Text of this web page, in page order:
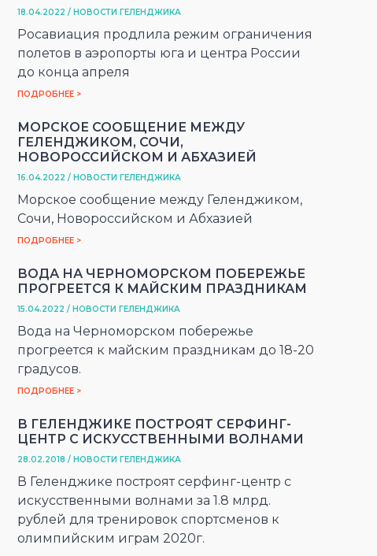
18.04.2022 / НОВОСТИ ГЕЛЕНДЖИКА
Росавиация продлила режим ограничения
полетов в аэропорты юга и центра России
до конца апреля
ПОДРОБНЕЕ >
МОРСКОЕ СООБЩЕНИЕ МЕЖДУ
ГЕЛЕНДЖИКОМ, СОЧИ,
НОВОРОССИЙСКОМ И АБХАЗИЕЙ
16.04.2022 / НОВОСТИ ГЕЛЕНДЖИКА
Морское сообщение между Геленджиком,
Сочи, Новороссийском и Абхазией
ПОДРОБНЕЕ >
ВОДА НА ЧЕРНОМОРСКОМ ПОБЕРЕЖЬЕ
ПРОГРЕЕТСЯ К МАЙСКИМ ПРАЗДНИКАМ
15.04.2022 / НОВОСТИ ГЕЛЕНДЖИКА
Вода на Черноморском побережье
прогреется к майским праздникам до 18-20
градусов.
ПОДРОБНЕЕ >
В ГЕЛЕНДЖИКЕ ПОСТРОЯТ СЕРФИНГ-
ЦЕНТР С ИСКУССТВЕННЫМИ ВОЛНАМИ
28.02.2018 / НОВОСТИ ГЕЛЕНДЖИКА
В Геленджике построят серфинг-центр с
искусственными волнами за 1.8 млрд.
рублей для тренировок спортсменов к
олимпийским играм 2020г.